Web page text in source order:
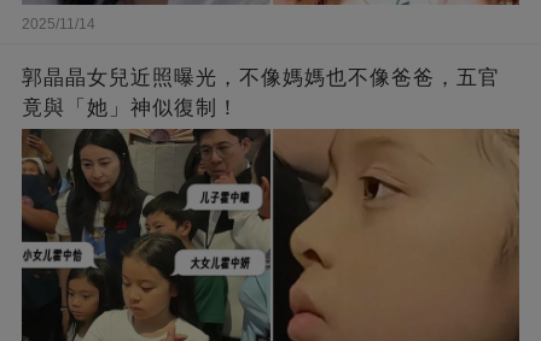
2025/11/14
郭晶晶女兒近照曝光，不像媽媽也不像爸爸，五官
竟與「她」神似復制！